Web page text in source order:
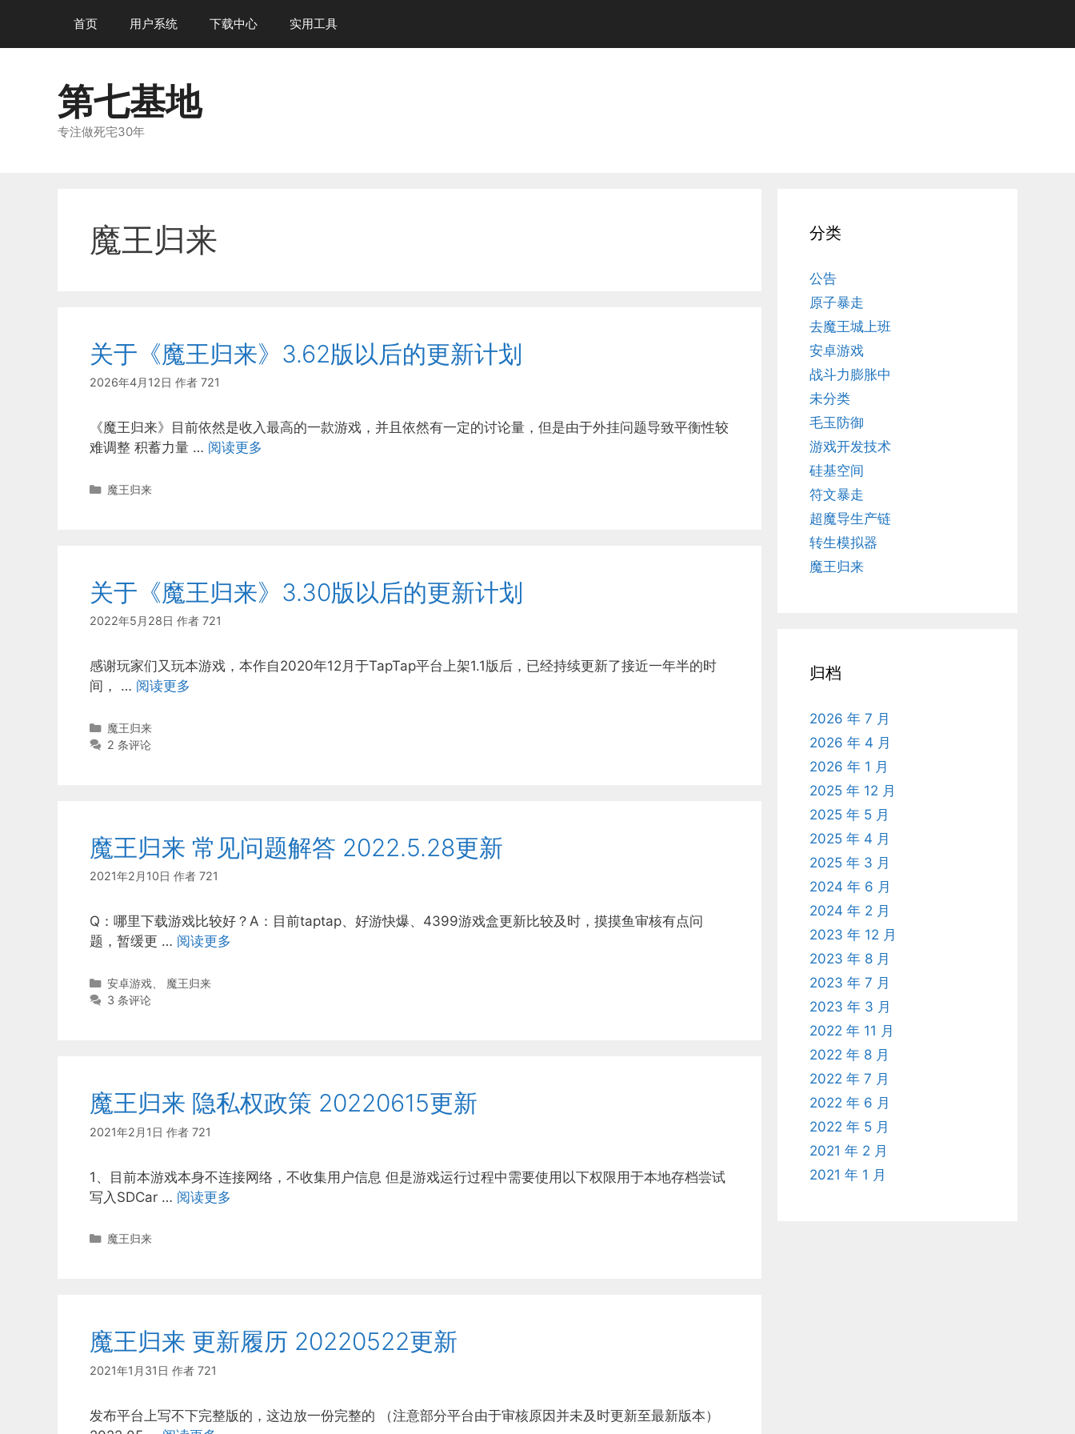
内
首页 用户系统 下载中心 实用工具
第七基地
专注做死宅30年
魔王归来
关于《魔王归来》3.62版以后的更新计划
2026年4月12日 作者 721
《魔王归来》目前依然是收入最高的一款游戏，并且依然有一定的讨论量，但是由于外挂问题导致平衡性较
难调整 积蓄力量 … 阅读更多
分
魔王归来
关于《魔王归来》3.30版以后的更新计划
2022年5月28日 作者 721
感谢玩家们又玩本游戏，本作自2020年12月于TapTap平台上架1.1版后，已经持续更新了接近一年半的时
间， … 阅读更多
分
类
魔王归来
2 条评论
魔王归来 常见问题解答 2022.5.28更新
2021年2月10日 作者 721
Q：哪里下载游戏比较好？A：目前taptap、好游快爆、4399游戏盒更新比较及时，摸摸鱼审核有点问
题，暂缓更 … 阅读更多
分
类
安卓游戏、 魔王归来
3 条评论
魔王归来 隐私权政策 20220615更新
2021年2月1日 作者 721
1、目前本游戏本身不连接网络，不收集用户信息 但是游戏运行过程中需要使用以下权限用于本地存档尝试
写入SDCar … 阅读更多
分
魔王归来
魔王归来 更新履历 20220522更新
2021年1月31日 作者 721
发布平台上写不下完整版的，这边放一份完整的 （注意部分平台由于审核原因并未及时更新至最新版本）
分类
公告
原子暴走
去魔王城上班
安卓游戏
战斗力膨胀中
未分类
毛玉防御
游戏开发技术
硅基空间
符文暴走
超魔导生产链
转生模拟器
魔王归来
归档
2026 年 7 月
2026 年 4 月
2026 年 1 月
2025 年 12 月
2025 年 5 月
2025 年 4 月
2025 年 3 月
2024 年 6 月
2024 年 2 月
2023 年 12 月
2023 年 8 月
2023 年 7 月
2023 年 3 月
2022 年 11 月
2022 年 8 月
2022 年 7 月
2022 年 6 月
2022 年 5 月
2021 年 2 月
2021 年 1 月